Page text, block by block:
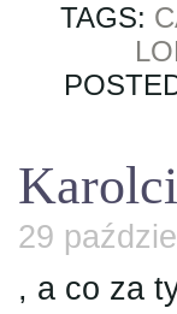
TAGS:
29
, a co za